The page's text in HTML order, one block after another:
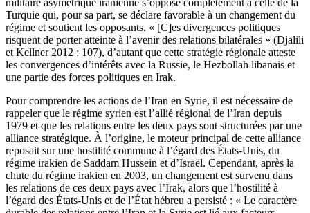
militaire asymétrique iranienne s’oppose complètement à celle de la
Turquie qui, pour sa part, se déclare favorable à un changement du
régime et soutient les opposants. « [C]es divergences politiques
risquent de porter atteinte à l’avenir des relations bilatérales » (Djalili
et Kellner 2012 : 107), d’autant que cette stratégie régionale atteste
les convergences d’intérêts avec la Russie, le Hezbollah libanais et
une partie des forces politiques en Irak.
Pour comprendre les actions de l’Iran en Syrie, il est nécessaire de
rappeler que le régime syrien est l’allié régional de l’Iran depuis
1979 et que les relations entre les deux pays sont structurées par une
alliance stratégique. À l’origine, le moteur principal de cette alliance
reposait sur une hostilité commune à l’égard des États-Unis, du
régime irakien de Saddam Hussein et d’Israël. Cependant, après la
chute du régime irakien en 2003, un changement est survenu dans
les relations de ces deux pays avec l’Irak, alors que l’hostilité à
l’égard des États-Unis et de l’État hébreu a persisté : « Le caractère